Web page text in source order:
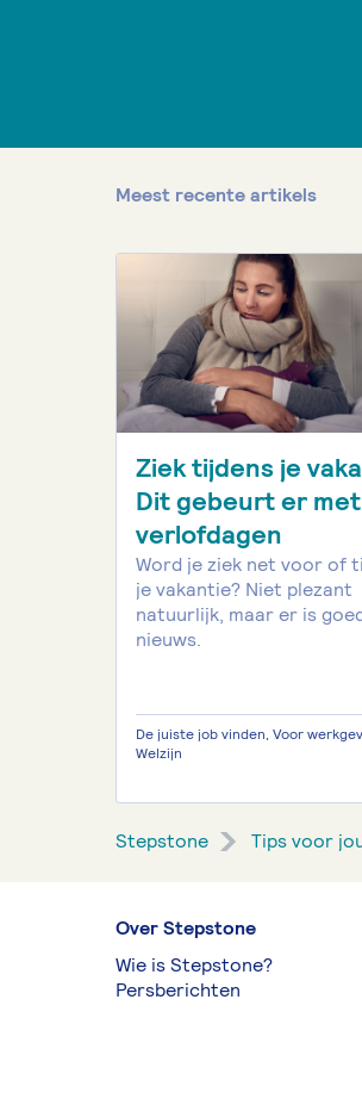
Meest recente artikels
Ziek tijdens je
Dit gebeurt er
verlofdagen
Word je ziek net voor of
je vakantie? Niet plezant
natuurlijk, maar er is
nieuws.
De juiste job vinden, Voor
Welzijn
Stepstone Tips voor
Over Stepstone
Wie is Stepstone?
Persberichten